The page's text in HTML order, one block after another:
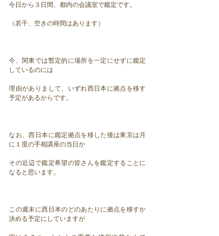
今日から３日間、都内の会議室で鑑定です。
（若干、空きの時間はあります）
今、関東では暫定的に場所を一定にせずに鑑定
しているのには
理由がありまして、いずれ西日本に拠点を移す
予定があるからです。
なお、西日本に鑑定拠点を移した後は東京は月
に１度の手相講座の当日か
その近辺で鑑定希望の皆さんを鑑定することに
なると思います。
この週末に西日本のどのあたりに拠点を移すか
決める予定にしていますが